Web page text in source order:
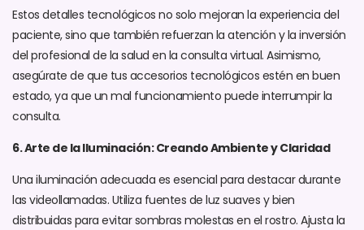
Estos detalles tecnológicos no solo mejoran la experiencia del
paciente, sino que también refuerzan la atención y la inversión
del profesional de la salud en la consulta virtual. Asimismo,
asegúrate de que tus accesorios tecnológicos estén en buen
estado, ya que un mal funcionamiento puede interrumpir la
consulta.
6. Arte de la Iluminación: Creando Ambiente y Claridad
Una iluminación adecuada es esencial para destacar durante
las videollamadas. Utiliza fuentes de luz suaves y bien
distribuidas para evitar sombras molestas en el rostro. Ajusta la